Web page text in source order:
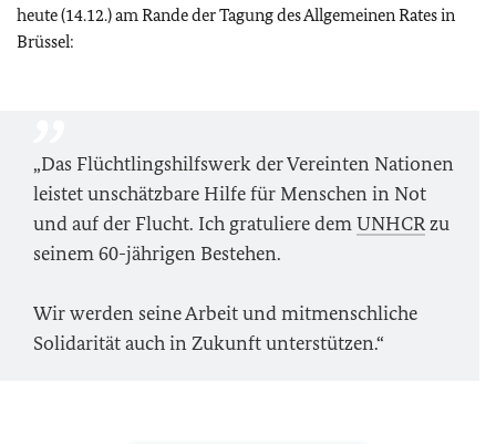
heute (14.12.) am Rande der Tagung des Allgemeinen Rates in
Brüssel:
„Das Flüchtlingshilfswerk der Vereinten Nationen
leistet unschätzbare Hilfe für Menschen in Not
und auf der Flucht. Ich gratuliere demUNHCRzu
seinem 60-jährigen Bestehen.
Wir werden seine Arbeit und mitmenschliche
Solidarität auch in Zukunft unterstützen.“